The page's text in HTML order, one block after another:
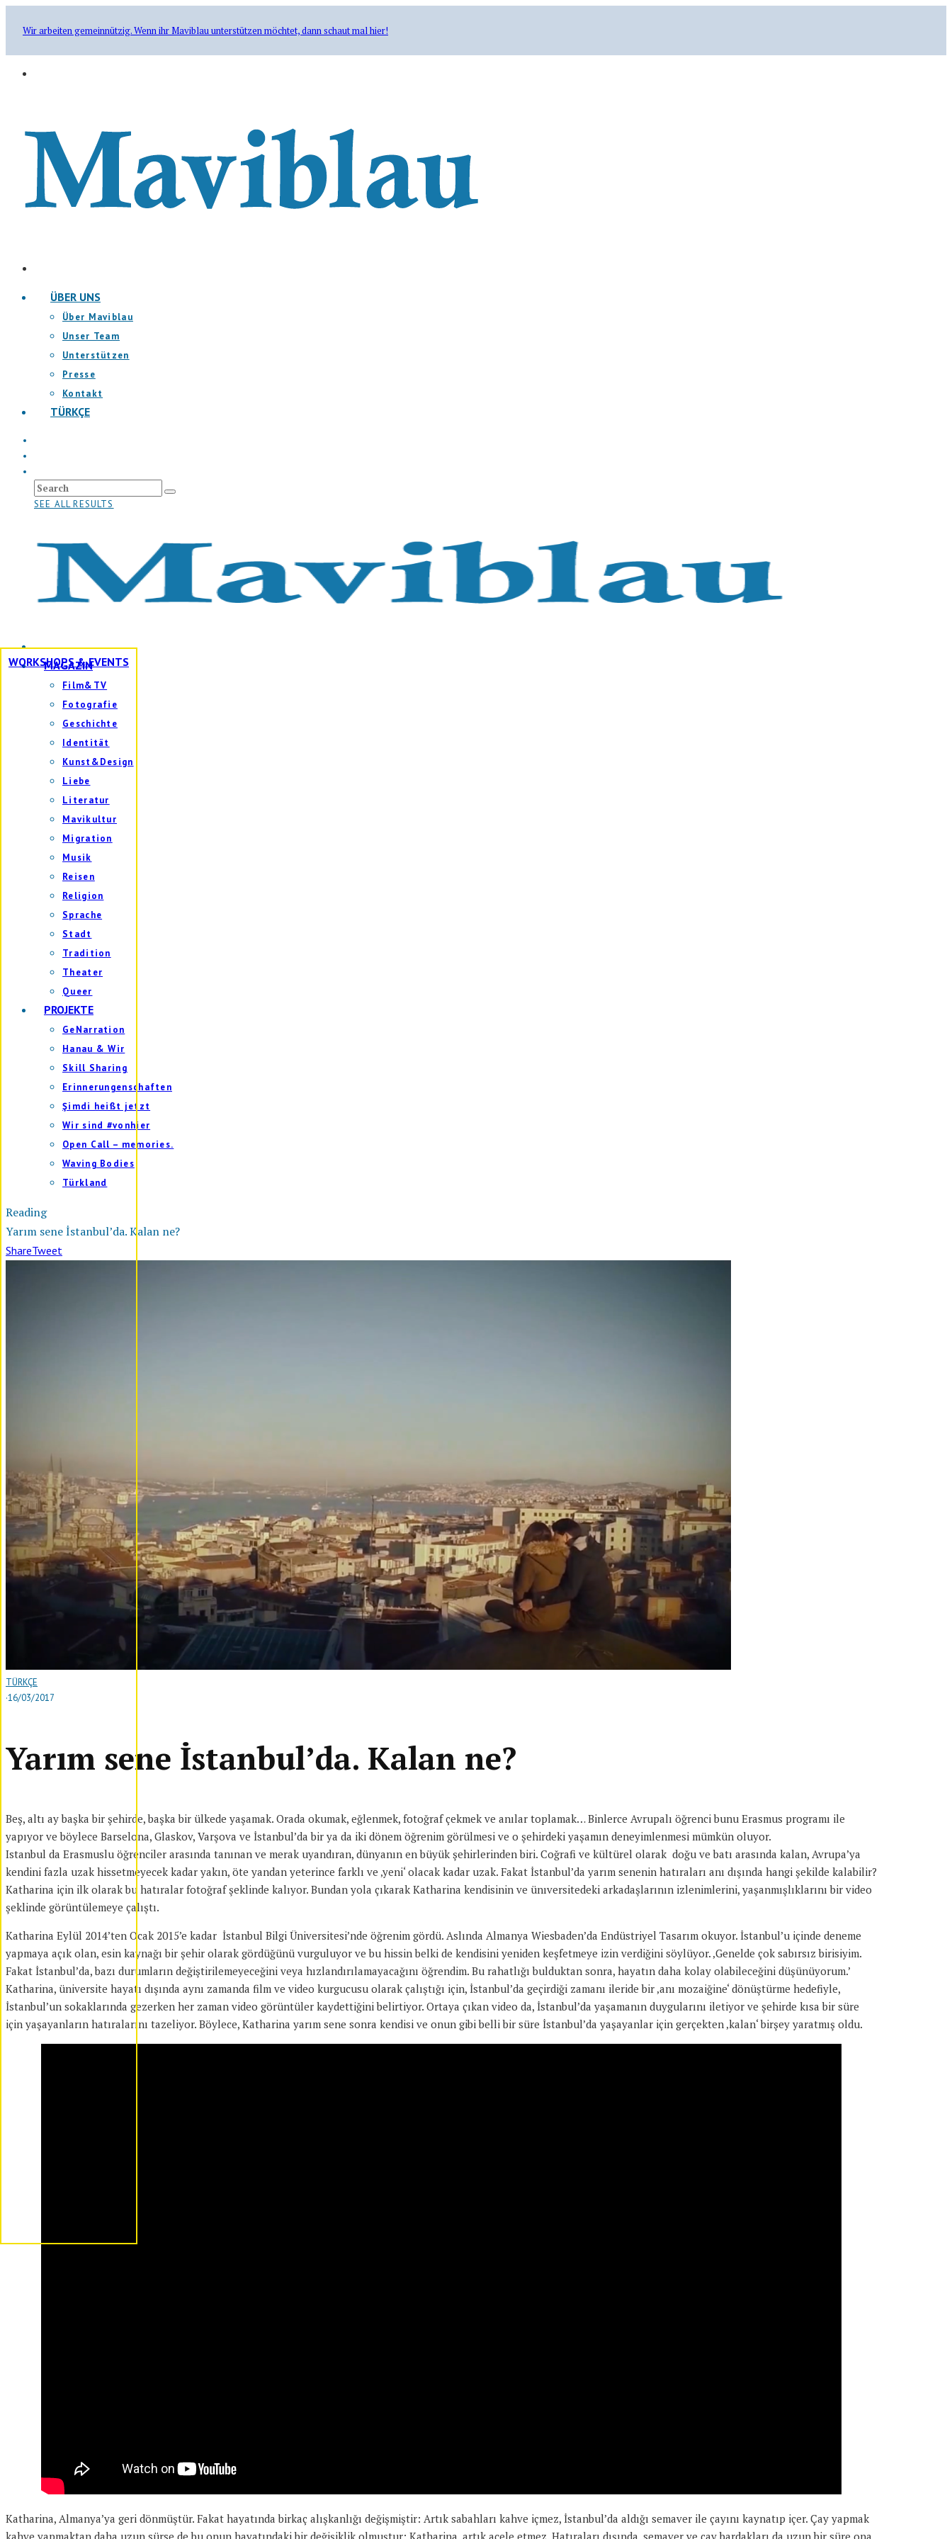
Wir arbeiten gemeinnützig. Wenn ihr Maviblau unterstützen möchtet, dann schaut mal hier!
ÜBER UNS
Über Maviblau
Unser Team
Unterstützen
Presse
Kontakt
TÜRKÇE
SEE ALL RESULTS
WORKSHOPS & EVENTS
MAGAZIN
Film&TV
Fotografie
Geschichte
Identität
Kunst&Design
Liebe
Literatur
Mavikultur
Migration
Musik
Reisen
Religion
Sprache
Stadt
Tradition
Theater
Queer
PROJEKTE
GeNarration
Hanau & Wir
Skill Sharing
Erinnerungenschaften
Şimdi heißt jetzt
Wir sind #vonhier
Open Call – memories.
Waving Bodies
Türkland
Reading
Yarım sene İstanbul’da. Kalan ne?
ShareTweet
TÜRKÇE
·16/03/2017
Yarım sene İstanbul’da. Kalan ne?
Beş, altı ay başka bir şehirde, başka bir ülkede yaşamak. Orada okumak, eğlenmek, fotoğraf çekmek ve anılar toplamak… Binlerce Avrupalı öğrenci bunu Erasmus programı ile
yapıyor ve böylece Barselona, Glaskov, Varşova ve İstanbul’da bir ya da iki dönem öğrenim görülmesi ve o şehirdeki yaşamın deneyimlenmesi mümkün oluyor.
Istanbul da Erasmuslu öğrenciler arasında tanınan ve merak uyandıran, dünyanın en büyük şehirlerinden biri. Coğrafi ve kültürel olarak doğu ve batı arasında kalan, Avrupa’ya
kendini fazla uzak hissetmeyecek kadar yakın, öte yandan yeterince farklı ve ‚yeni‘ olacak kadar uzak. Fakat İstanbul’da yarım senenin hatıraları anı dışında hangi şekilde kalabilir?
Katharina için ilk olarak bu hatıralar fotoğraf şeklinde kalıyor. Bundan yola çıkarak Katharina kendisinin ve ünıversitedeki arkadaşlarının izlenimlerini, yaşanmışlıklarını bir video
şeklinde görüntülemeye çalıştı.
Katharina Eylül 2014’ten Ocak 2015’e kadar İstanbul Bilgi Üniversitesi’nde öğrenim gördü. Aslında Almanya Wiesbaden’da Endüstriyel Tasarım okuyor. İstanbul’u içinde deneme
yapmaya açık olan, esin kaynağı bir şehir olarak gördüğünü vurguluyor ve bu hissin belki de kendisini yeniden keşfetmeye izin verdiğini söylüyor. ‚Genelde çok sabırsız birisiyim.
Fakat İstanbul’da, bazı durumların değiştirilemeyeceğini veya hızlandırılamayacağını öğrendim. Bu rahatlığı bulduktan sonra, hayatın daha kolay olabileceğini düşünüyorum.’
Katharina, üniversite hayatı dışında aynı zamanda film ve video kurgucusu olarak çalıştığı için, İstanbul’da geçirdiği zamanı ileride bir ‚anı mozaiğine‘ dönüştürme hedefiyle,
İstanbul’un sokaklarında gezerken her zaman video görüntüler kaydettiğini belirtiyor. Ortaya çıkan video da, İstanbul’da yaşamanın duygularını iletiyor ve şehirde kısa bir süre
için yaşayanların hatıralarını tazeliyor. Böylece, Katharina yarım sene sonra kendisi ve onun gibi belli bir süre İstanbul’da yaşayanlar için gerçekten ‚kalan‘ birşey yaratmış oldu.
Katharina, Almanya’ya geri dönmüştür. Fakat hayatında birkaç alışkanlığı değişmiştir: Artık sabahları kahve içmez, İstanbul’da aldığı semaver ile çayını kaynatıp içer. Çay yapmak